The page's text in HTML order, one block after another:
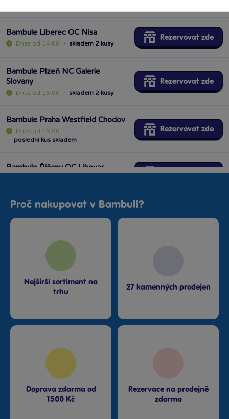
Bambule Liberec OC Nisa
Dnes od 14:00 · skladem 2 kusy
Rezervovat zde
Bambule Plzeň NC Galerie
Slovany
Dnes od 15:00 · skladem 2 kusy
Rezervovat zde
Bambule Praha Westfield Chodov
Dnes od 15:00
·
poslední kus skladem
Rezervovat zde
Bambule Říčany OC Lihovar
Rezervovat zde
Proč nakupovat v Bambuli?
Nejširší sortiment na
trhu
27 kamenných prodejen
Doprava zdarma od
1500 Kč
Rezervace na prodejně
zdarma